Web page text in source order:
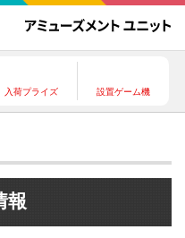
入荷プライズ 設置ゲーム機
報